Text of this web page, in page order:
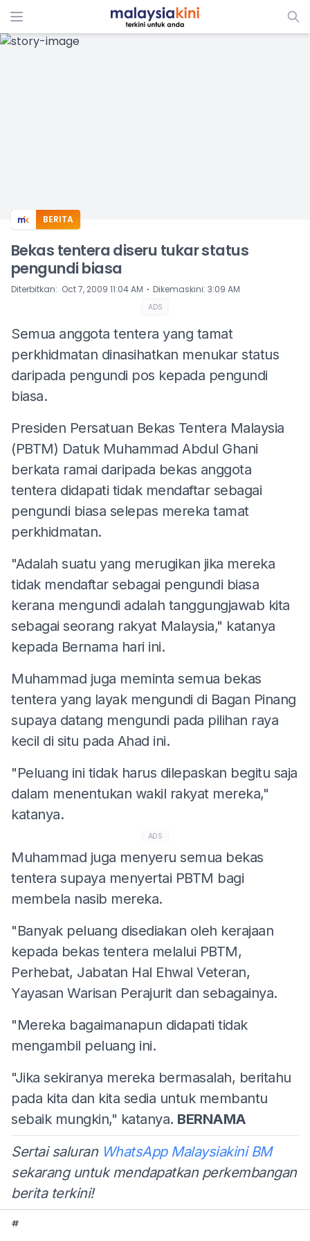
ADS
BERITA
Bekas tentera diseru tukar status
pengundi biasa
Diterbitkan: Oct 7, 2009 11:04 AM ⋅ Dikemaskini: 3:09 AM
ADS
Semua anggota tentera yang tamat
perkhidmatan dinasihatkan menukar status
daripada pengundi pos kepada pengundi
biasa.
Presiden Persatuan Bekas Tentera Malaysia
(PBTM) Datuk Muhammad Abdul Ghani
berkata ramai daripada bekas anggota
tentera didapati tidak mendaftar sebagai
pengundi biasa selepas mereka tamat
perkhidmatan.
"Adalah suatu yang merugikan jika mereka
tidak mendaftar sebagai pengundi biasa
kerana mengundi adalah tanggungjawab kita
sebagai seorang rakyat Malaysia," katanya
kepada Bernama hari ini.
Muhammad juga meminta semua bekas
tentera yang layak mengundi di Bagan Pinang
supaya datang mengundi pada pilihan raya
kecil di situ pada Ahad ini.
"Peluang ini tidak harus dilepaskan begitu saja
dalam menentukan wakil rakyat mereka,"
katanya.
ADS
Muhammad juga menyeru semua bekas
tentera supaya menyertai PBTM bagi
membela nasib mereka.
"Banyak peluang disediakan oleh kerajaan
kepada bekas tentera melalui PBTM,
Perhebat, Jabatan Hal Ehwal Veteran,
Yayasan Warisan Perajurit dan sebagainya.
"Mereka bagaimanapun didapati tidak
mengambil peluang ini.
"Jika sekiranya mereka bermasalah, beritahu
pada kita dan kita sedia untuk membantu
sebaik mungkin," katanya. BERNAMA
Sertai saluran WhatsApp Malaysiakini BM
sekarang untuk mendapatkan perkembangan
berita terkini!
#